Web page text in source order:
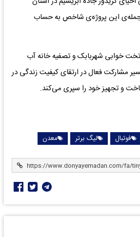
جمله‌ی این پروژه‌ی شاخص به حساب
احداث بیمارستان 150 تخت خوابی شهربابک و تصفیه خانه آب
مشارکت فعال در ارتقای کیفیت زندگی در
و تجهیز خود را سپری می‌کند.
فوتبال لیگ برتر معدن